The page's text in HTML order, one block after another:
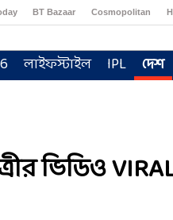
BT Bazaar Cosmopolitan
লাইফস্টাইল IPL দেশ
ভিডিও